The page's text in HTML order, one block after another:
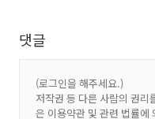
댓글